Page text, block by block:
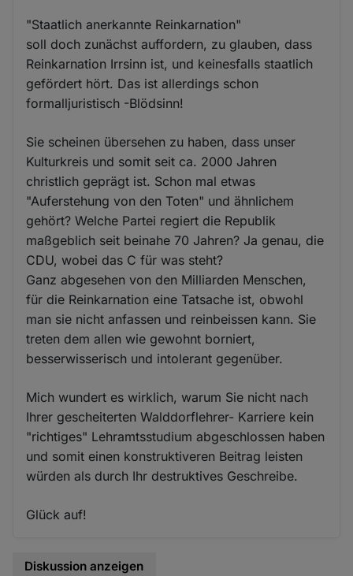
"Staatlich anerkannte Reinkarnation"
soll doch zunächst auffordern, zu glauben, dass
Reinkarnation Irrsinn ist, und keinesfalls staatlich
gefördert hört. Das ist allerdings schon
formalljuristisch -Blödsinn!
Sie scheinen übersehen zu haben, dass unser
Kulturkreis und somit seit ca. 2000 Jahren
christlich geprägt ist. Schon mal etwas
"Auferstehung von den Toten" und ähnlichem
gehört? Welche Partei regiert die Republik
maßgeblich seit beinahe 70 Jahren? Ja genau, die
CDU, wobei das C für was steht?
Ganz abgesehen von den Milliarden Menschen,
für die Reinkarnation eine Tatsache ist, obwohl
man sie nicht anfassen und reinbeissen kann. Sie
treten dem allen wie gewohnt borniert,
besserwisserisch und intolerant gegenüber.
Mich wundert es wirklich, warum Sie nicht nach
Ihrer gescheiterten Walddorflehrer- Karriere kein
"richtiges" Lehramtsstudium abgeschlossen haben
und somit einen konstruktiveren Beitrag leisten
würden als durch Ihr destruktives Geschreibe.
Glück auf!
Diskussion anzeigen